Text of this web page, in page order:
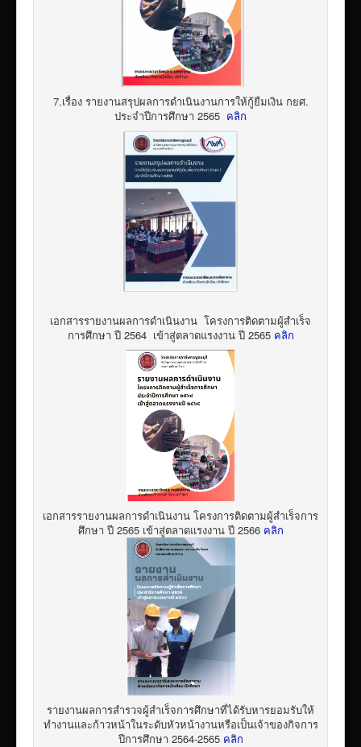
7.เรื่อง รายงานสรุปผลการดำเนินงานการให้กู้ยืมเงิน กยศ.
ประจำปีการศึกษา 2565 คลิก
เอกสารรายงานผลการดำเนินงาน โครงการติดตามผู้สำเร็จ
การศึกษา ปี 2564 เข้าสู่ตลาดแรงงาน ปี 2565 คลิก
เอกสารรายงานผลการดำเนินงาน โครงการติดตามผู้สำเร็จการ
ศึกษา ปี 2565 เข้าสู่ตลาดแรงงาน ปี 2566 คลิก
รายงานผลการสำรวจผู้สำเร็จการศึกษาที่ได้รับหารยอมรับให้
ทำงานและก้าวหน้าในระดับหัวหน้างานหรือเป็นเจ้าของกิจการ
ปีการศึกษา 2564-2565 คลิก